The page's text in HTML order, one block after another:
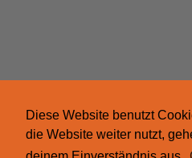
Diese Website benutzt
die Website weiter nutzt,